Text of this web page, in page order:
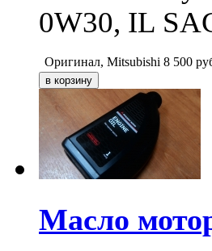
0W30, IL
Оригинал, Mitsubishi 8 500
Масло